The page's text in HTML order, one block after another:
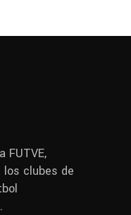
FUTVE,
clubes de